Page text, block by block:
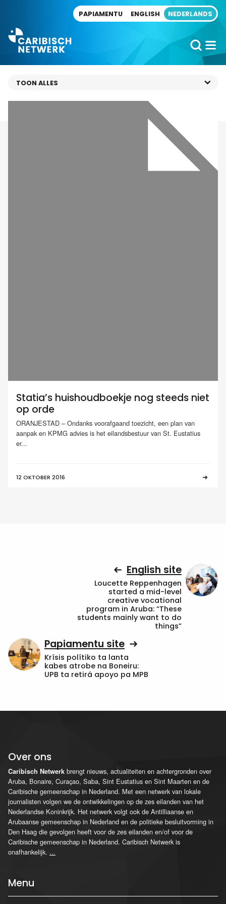
PAPIAMENTU ENGLISH NEDERLANDS
Statia’s huishoudboekje nog steeds niet
op orde
ORANJESTAD – Ondanks voorafgaand toezicht, een plan van
aanpak en KPMG advies is het eilandsbestuur van St. Eustatius
er...
12 OKTOBER 2016
English site
Loucette Reppenhagen
started a mid-level
creative vocational
program in Aruba: “These
students mainly want to do
things”
Papiamentu site
Krísis polítiko ta lanta
kabes atrobe na Boneiru:
UPB ta retirá apoyo pa MPB
Over ons
Caribisch Netwerk brengt nieuws, actualiteiten en achtergronden over
Aruba, Bonaire, Curaçao, Saba, Sint Eustatius en Sint Maarten en de
Caribische gemeenschap in Nederland. Met een netwerk van lokale
journalisten volgen we de ontwikkelingen op de zes eilanden van het
Nederlandse Koninkrijk. Het netwerk volgt ook de Antilliaanse en
Arubaanse gemeenschap in Nederland en de politieke besluitvorming in
Den Haag die gevolgen heeft voor de zes eilanden en/of voor de
Caribische gemeenschap in Nederland. Caribisch Netwerk is
onafhankelijk. ...
Menu